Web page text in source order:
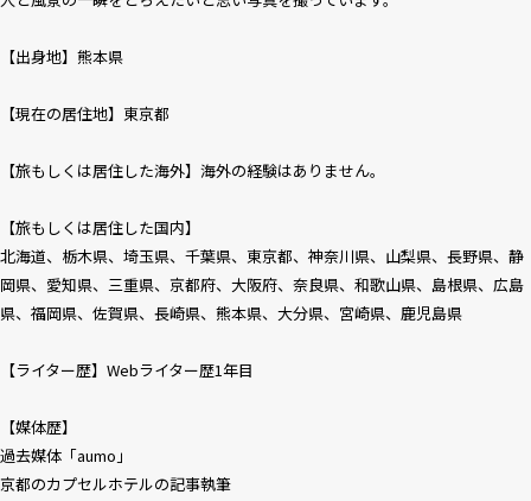
【出身地】熊本県
【現在の居住地】東京都
【旅もしくは居住した海外】海外の経験はありません。
【旅もしくは居住した国内】
北海道、栃木県、埼玉県、千葉県、東京都、神奈川県、山梨県、長野県、静
岡県、愛知県、三重県、京都府、大阪府、奈良県、和歌山県、島根県、広島
県、福岡県、佐賀県、長崎県、熊本県、大分県、宮崎県、鹿児島県
【ライター歴】Webライター歴1年目
【媒体歴】
過去媒体「aumo」
京都のカプセルホテルの記事執筆